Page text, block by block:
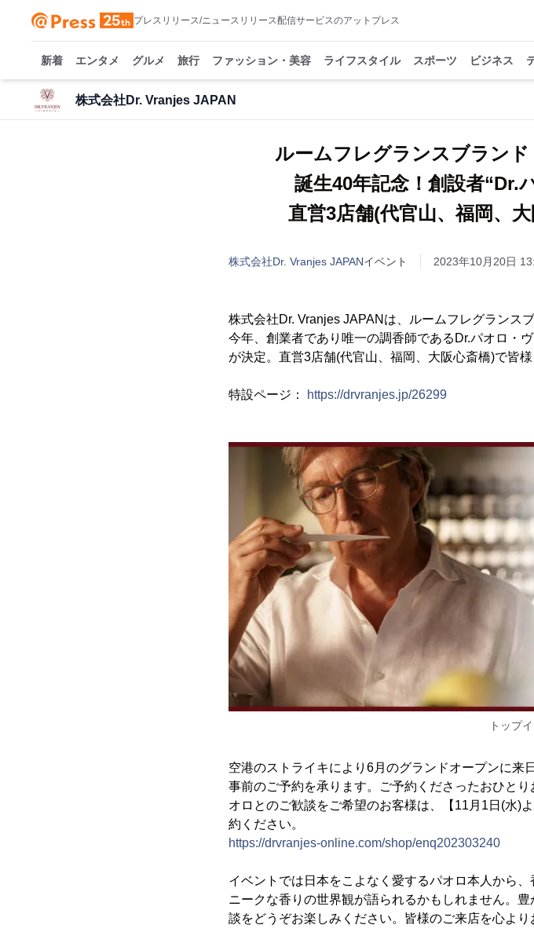
プレスリリース/ニュースリリース配信サービスのアットプレス
新着 エンタメ グルメ 旅行 ファッション・美容 ライフスタイル スポーツ ビジネス
株式会社Dr. Vranjes JAPAN
ルームフレグランスブランド
誕生40年記念！創設者
直営3店舗(代官山、福岡、
株式会社Dr. Vranjes JAPANイベント 2023年10月20日
株式会社Dr. Vranjes JAPANは、ルームフレグランス
今年、創業者であり唯一の調香師であるDr.パオロ・
が決定。直営3店舗(代官山、福岡、大阪心斎橋)で皆様
特設ページ： https://drvranjes.jp/26299
トップ
空港のストライキにより6月のグランドオープンに来
事前のご予約を承ります。ご予約くださったおひと
オロとのご歓談をご希望のお客様は、【11月1日(水)
約ください。
https://drvranjes-online.com/shop/enq202303240
イベントでは日本をこよなく愛するパオロ本人から
ニークな香りの世界観が語られるかもしれません。
談をどうぞお楽しみください。皆様のご来店を心より